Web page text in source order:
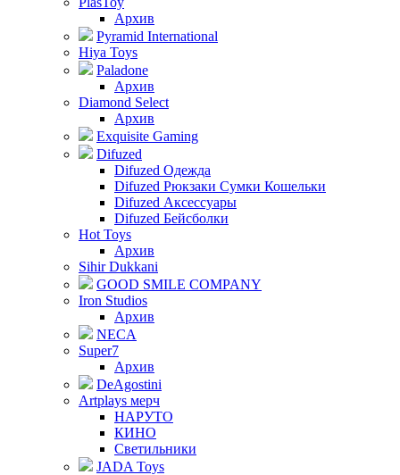
Архив
Pyramid International
Hiya Toys
Paladone
Архив
Diamond Select
Архив
Exquisite Gaming
Difuzed
Difuzed Одежда
Difuzed Рюкзаки Сумки Кошельки
Difuzed Аксессуары
Difuzed Бейсболки
Hot Toys
Архив
Sihir Dukkani
GOOD SMILE COMPANY
Iron Studios
Архив
NECA
Super7
Архив
DeAgostini
Artplays мерч
НАРУТО
КИНО
Светильники
JADA Toys